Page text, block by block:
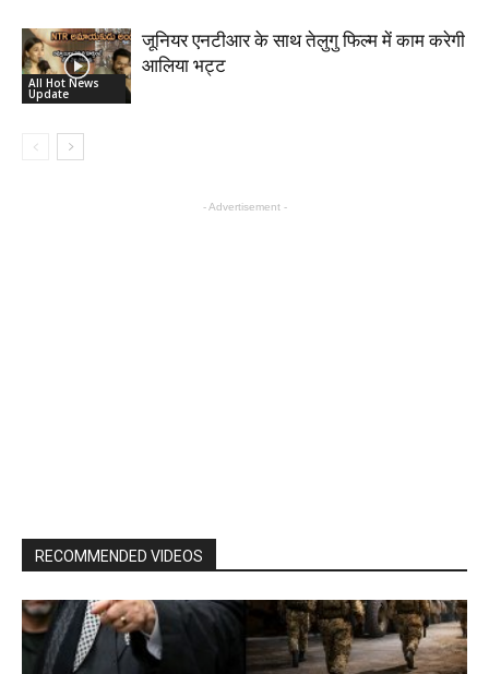
All Hot News
Update
जूनियर एनटीआर के साथ तेलुगु फिल्म में काम करेगी
आलिया भट्ट
- Advertisement -
RECOMMENDED VIDEOS